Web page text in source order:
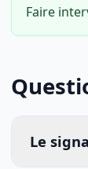
Faire
Le